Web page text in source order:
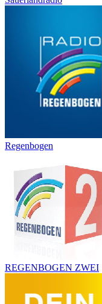
Regenbogen
REGENBOGEN ZWEI